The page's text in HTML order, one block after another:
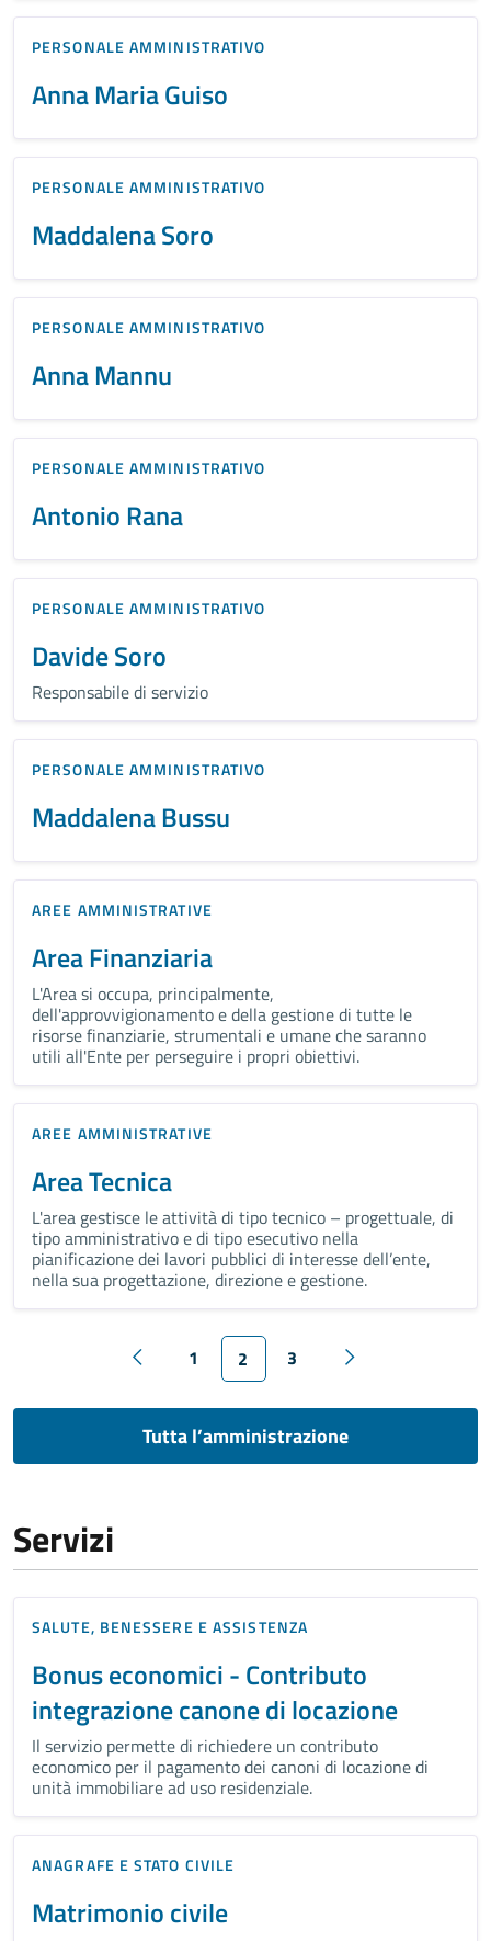
PERSONALE AMMINISTRATIVO
Anna Maria Guiso
PERSONALE AMMINISTRATIVO
Maddalena Soro
PERSONALE AMMINISTRATIVO
Anna Mannu
PERSONALE AMMINISTRATIVO
Antonio Rana
PERSONALE AMMINISTRATIVO
Davide Soro
Responsabile di servizio
PERSONALE AMMINISTRATIVO
Maddalena Bussu
AREE AMMINISTRATIVE
Area Finanziaria
L'Area si occupa, principalmente,
dell'approvvigionamento e della gestione di tutte le
risorse finanziarie, strumentali e umane che saranno
utili all'Ente per perseguire i propri obiettivi.
AREE AMMINISTRATIVE
Area Tecnica
L'area gestisce le attività di tipo tecnico – progettuale, di
tipo amministrativo e di tipo esecutivo nella
pianificazione dei lavori pubblici di interesse dell’ente,
nella sua progettazione, direzione e gestione.
1 2 3
Tutta l’amministrazione
Servizi
SALUTE, BENESSERE E ASSISTENZA
Bonus economici - Contributo
integrazione canone di locazione
Il servizio permette di richiedere un contributo
economico per il pagamento dei canoni di locazione di
unità immobiliare ad uso residenziale.
ANAGRAFE E STATO CIVILE
Matrimonio civile